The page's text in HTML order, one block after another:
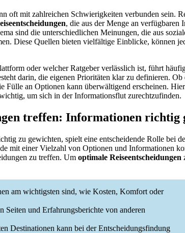
oft mit zahlreichen Schwierigkeiten verbunden sein.
, die aus der Menge an verfügbaren
sind die unterschiedlichen Meinungen, die aus
Diese Quellen bieten vielfältige Einblicke, können
oder welcher Ratgeber verlässlich ist, führt
darin, die eigenen Prioritäten klar zu definieren.
Fülle an Optionen kann überwältigend erscheinen.
um sich in der Informationsflut zurechtzufinden.
treffen: Informationen richtig
zu gewichten, spielt eine entscheidende Rolle bei
mit einer Vielzahl von Optionen und Informationen
zu treffen. Um optimale Reiseentscheidungen
am wichtigsten sind, wie Kosten, Komfort oder
Seiten und Erfahrungsberichte von anderen
Destinationen kann bei der Entscheidungsfindung